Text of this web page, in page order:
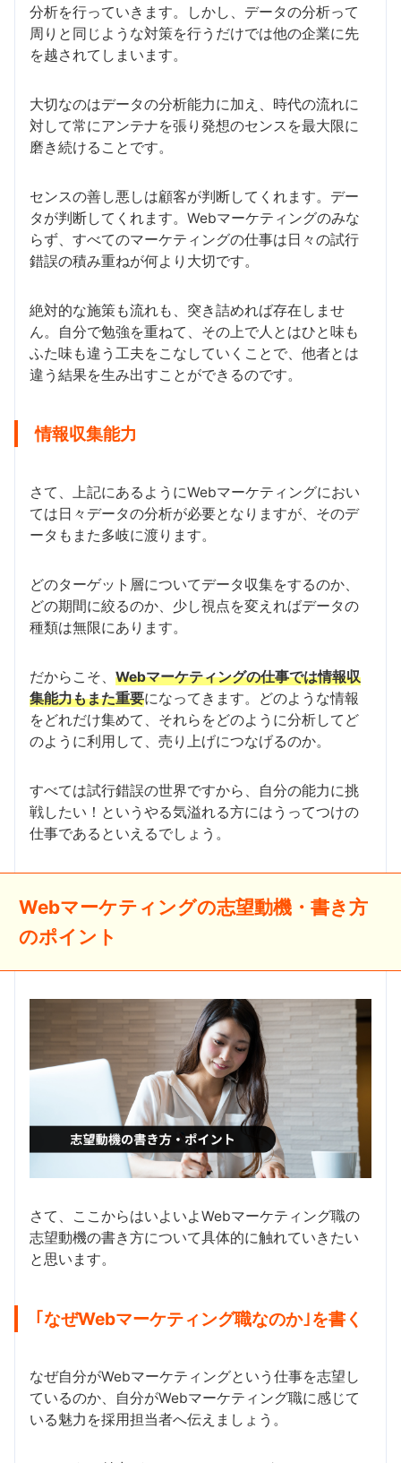
分析を行っていきます。しかし、データの分析って
周りと同じような対策を行うだけでは他の企業に先
を越されてしまいます。
大切なのはデータの分析能力に加え、時代の流れに
対して常にアンテナを張り発想のセンスを最大限に
磨き続けることです。
センスの善し悪しは顧客が判断してくれます。デー
タが判断してくれます。Webマーケティングのみな
らず、すべてのマーケティングの仕事は日々の試行
錯誤の積み重ねが何より大切です。
絶対的な施策も流れも、突き詰めれば存在しませ
ん。自分で勉強を重ねて、その上で人とはひと味も
ふた味も違う工夫をこなしていくことで、他者とは
違う結果を生み出すことができるのです。
情報収集能力
さて、上記にあるようにWebマーケティングにおい
ては日々データの分析が必要となりますが、そのデ
ータもまた多岐に渡ります。
どのターゲット層についてデータ収集をするのか、
どの期間に絞るのか、少し視点を変えればデータの
種類は無限にあります。
だからこそ、 Webマーケティングの仕事では情報収
集能力もまた重要になってきます。どのような情報
をどれだけ集めて、それらをどのように分析してど
のように利用して、売り上げにつなげるのか。
すべては試行錯誤の世界ですから、自分の能力に挑
戦したい！というやる気溢れる方にはうってつけの
仕事であるといえるでしょう。
Webマーケティングの志望動機・書き方
のポイント
さて、ここからはいよいよWebマーケティング職の
志望動機の書き方について具体的に触れていきたい
と思います。
｢なぜWebマーケティング職なのか｣を書く
なぜ自分がWebマーケティングという仕事を志望し
ているのか、自分がWebマーケティング職に感じて
いる魅力を採用担当者へ伝えましょう。